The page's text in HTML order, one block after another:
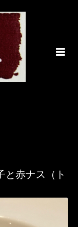
と赤ナス（ト